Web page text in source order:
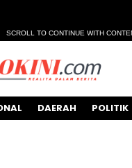
SCROLL TO CONTINUE WITH
DAERAH POLITIK